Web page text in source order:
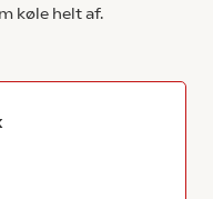
køle helt af.